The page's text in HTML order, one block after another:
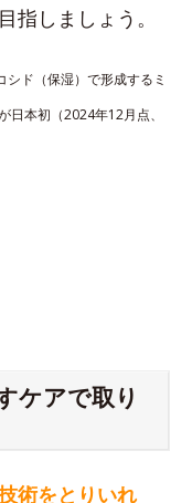
指しましょう。
ド（保湿）で形成するミ
本初（2024年12月点、
ケアで取り
術をとりいれ